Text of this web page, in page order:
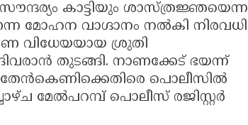
കാട്ടിയും ശാസ്ത്രജ്ഞയെന്ന
മോഹന വാഗ്ദാനം നൽകി നിരവധി
വിധേയയായ ശ്രുതി
തുടങ്ങി. നാണക്കേട് ഭയന്ന്
പൊലീസിൽ
മേൽപറമ്പ് പൊലീസ് രജിസ്റ്റർ